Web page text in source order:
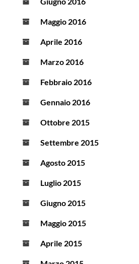
Maggio 2016
Aprile 2016
Marzo 2016
Febbraio 2016
Gennaio 2016
Ottobre 2015
Settembre 2015
Agosto 2015
Luglio 2015
Giugno 2015
Maggio 2015
Aprile 2015